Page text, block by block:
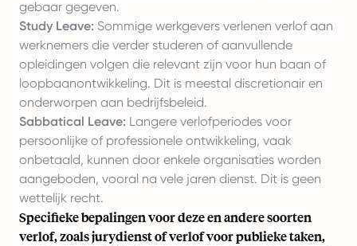
gebaar gegeven.
Study Leave: Sommige werkgevers verlenen verlof aan
werknemers die verder studeren of aanvullende
opleidingen volgen die relevant zijn voor hun baan of
loopbaanontwikkeling. Dit is meestal discretionair en
onderworpen aan bedrijfsbeleid.
Sabbatical Leave: Langere verlofperiodes voor
persoonlijke of professionele ontwikkeling, vaak
onbetaald, kunnen door enkele organisaties worden
aangeboden, vooral na vele jaren dienst. Dit is geen
wettelijk recht.
Specifieke bepalingen voor deze en andere soorten
verlof, zoals jurydienst of verlof voor publieke taken,